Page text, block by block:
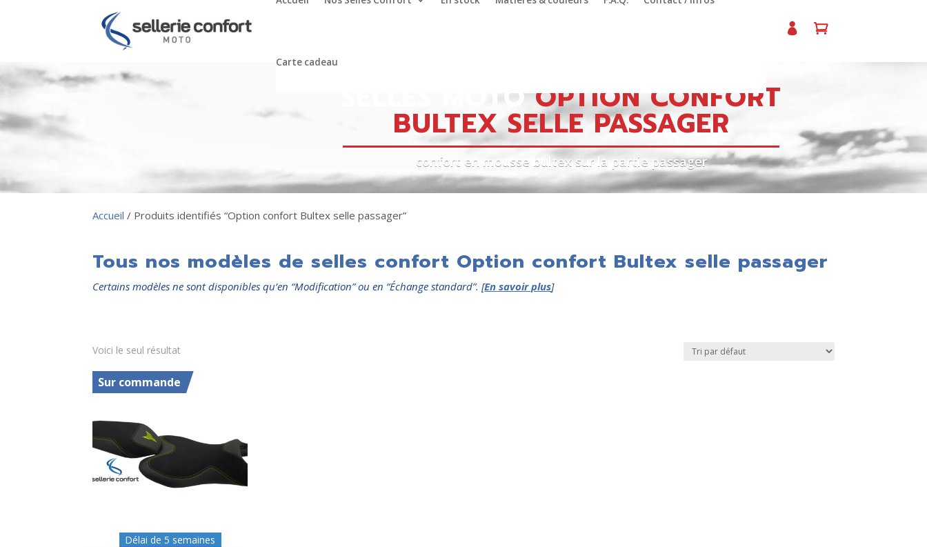
Carte cadeau
SELLES MOTOOPTION CONFORT
BULTEX SELLE PASSAGER
confort en mousse bultex sur la partie passager
Accueil / Produits identifiés “Option confort Bultex selle passager”
Tous nos modèles de selles confort Option confort Bultex selle passager
Certains modèles ne sont disponibles qu’en “Modification” ou en “Échange standard”. [En savoir plus]
Voici le seul résultat
Sur commande
Délai de 5 semaines